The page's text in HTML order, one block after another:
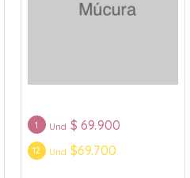
1 Und $ 69.900
12 Und $69.700